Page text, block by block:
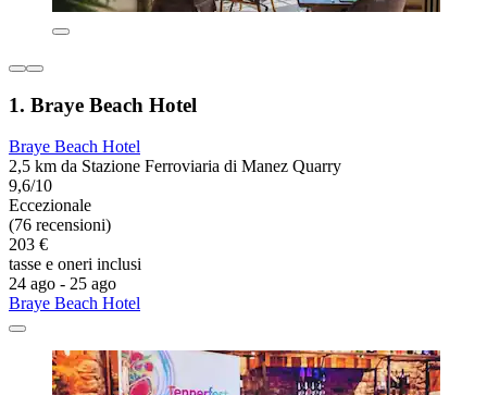
1. Braye Beach Hotel
Braye Beach Hotel
2,5 km da Stazione Ferroviaria di Manez Quarry
9,6/10
Eccezionale
(76 recensioni)
203 €
tasse e oneri inclusi
24 ago - 25 ago
Braye Beach Hotel